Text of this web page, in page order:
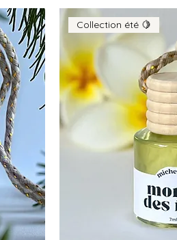
Collection été 🍋